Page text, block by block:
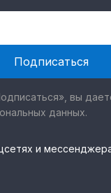
вы
данных.
и